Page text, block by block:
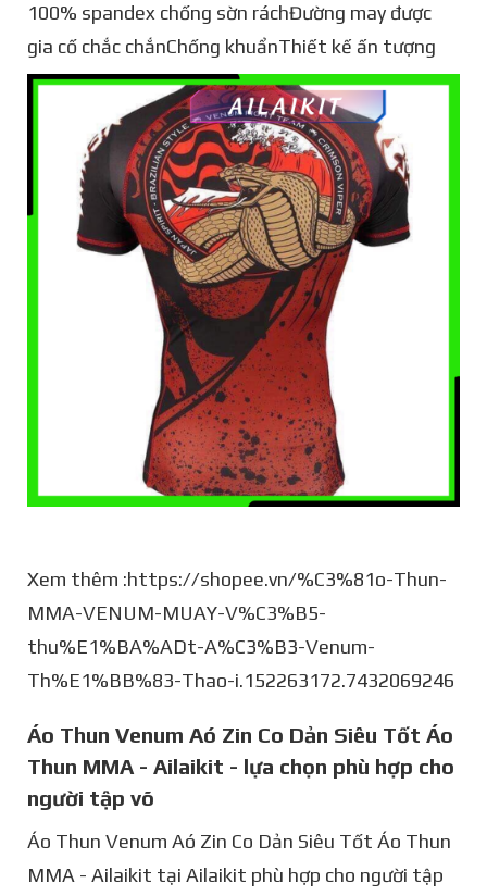
100% spandex chống sờn ráchĐường may được
gia cố chắc chắnChống khuẩnThiết kế ấn tượng
Xem thêm :https://shopee.vn/%C3%81o-Thun-
MMA-VENUM-MUAY-V%C3%B5-
thu%E1%BA%ADt-A%C3%B3-Venum-
Th%E1%BB%83-Thao-i.152263172.7432069246
Áo Thun Venum Aó Zin Co Dản Siêu Tốt Áo
Thun MMA - Ailaikit - lựa chọn phù hợp cho
người tập võ
Áo Thun Venum Aó Zin Co Dản Siêu Tốt Áo Thun
MMA - Ailaikit tại Ailaikit phù hợp cho người tập